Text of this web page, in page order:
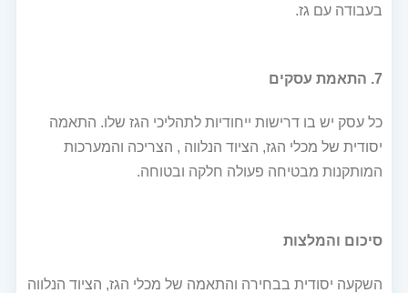
בעבודה עם גז.
7. התאמת עסקים
כל עסק יש בו דרישות ייחודיות לתהליכי הגז שלו. התאמה
יסודית של מכלי הגז, הציוד הנלווה , הצריכה והמערכות
המותקנות מבטיחה פעולה חלקה ובטוחה.
סיכום והמלצות
השקעה יסודית בבחירה והתאמה של מכלי הגז, הציוד הנלווה